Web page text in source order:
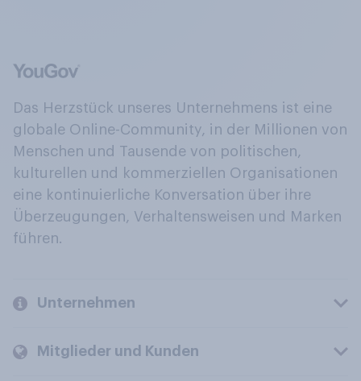
Das Herzstück unseres Unternehmens ist eine
globale Online-Community, in der Millionen von
Menschen und Tausende von politischen,
kulturellen und kommerziellen Organisationen
eine kontinuierliche Konversation über ihre
Überzeugungen, Verhaltensweisen und Marken
führen.
Unternehmen
Mitglieder und Kunden